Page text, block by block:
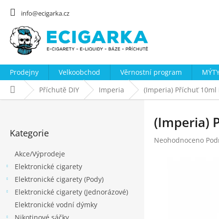
info@ecigarka.cz
Prodejny Velkoobchod Věrnostní program
Domů Příchutě DIY Imperia (Imperia) Příchuť
kategorie
Kategorie
Akce/Výprodeje
Elektronické cigarety
Elektronické cigarety (Pody)
Elektronické cigarety (Jednorázové)
Elektronické vodní dýmky
(Imperia)
Průměrné
Neohodnoceno